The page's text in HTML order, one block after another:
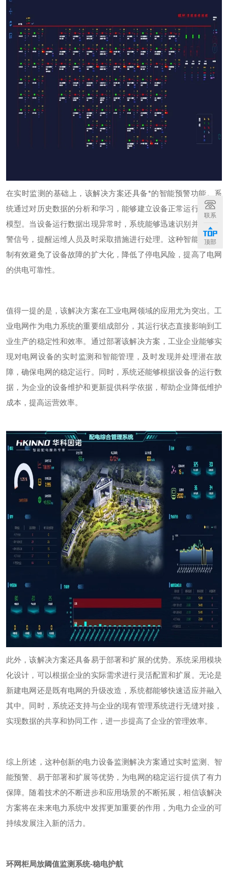
在实时监测的基础上，该解决方案还具备*的智能预警功能。系
统通过对历史数据的分析和学习，能够建立设备正常运行的数据
模型。当设备运行数据出现异常时，系统能够迅速识别并发出预
警信号，提醒运维人员及时采取措施进行处理。这种智能预警机
制有效避免了设备故障的扩大化，降低了停电风险，提高了电网
的供电可靠性。
值得一提的是，该解决方案在工业电网领域的应用尤为突出。工
业电网作为电力系统的重要组成部分，其运行状态直接影响到工
业生产的稳定性和效率。通过部署该解决方案，工业企业能够实
现对电网设备的实时监测和智能管理，及时发现并处理潜在故
障，确保电网的稳定运行。同时，系统还能够根据设备的运行数
据，为企业的设备维护和更新提供科学依据，帮助企业降低维护
成本，提高运营效率。
此外，该解决方案还具备易于部署和扩展的优势。系统采用模块
化设计，可以根据企业的实际需求进行灵活配置和扩展。无论是
新建电网还是既有电网的升级改造，系统都能够快速适应并融入
其中。同时，系统还支持与企业的现有管理系统进行无缝对接，
实现数据的共享和协同工作，进一步提高了企业的管理效率。
综上所述，这种创新的电力设备监测解决方案通过实时监测、智
能预警、易于部署和扩展等优势，为电网的稳定运行提供了有力
保障。随着技术的不断进步和应用场景的不断拓展，相信该解决
方案将在未来电力系统中发挥更加重要的作用，为电力企业的可
持续发展注入新的活力。
环网柜局放阈值监测系统-稳电护航
联系
顶部